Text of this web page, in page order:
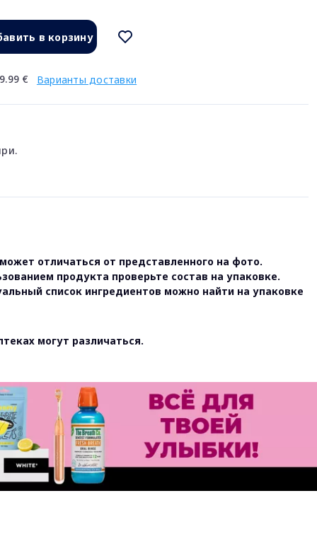
в корзину
€ Варианты доставки
отличаться от представленного на фото.
продукта проверьте состав на упаковке.
список ингредиентов можно найти на упаковке
могут различаться.